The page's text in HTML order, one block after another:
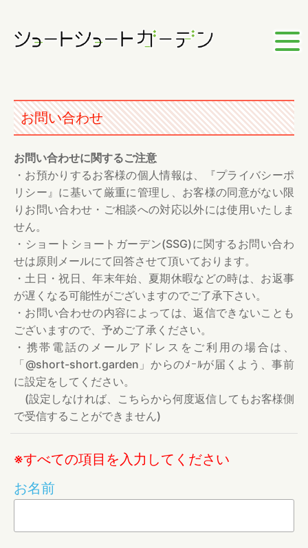
お問い合わせ
お問い合わせに関するご注意
・お預かりするお客様の個人情報は、『プライバシーポ
リシー』に基いて厳重に管理し、お客様の同意がない限
りお問い合わせ・ご相談への対応以外には使用いたしま
せん。
・ショートショートガーデン(SSG)に関するお問い合わ
せは原則メールにて回答させて頂いております。
・土日・祝日、年末年始、夏期休暇などの時は、お返事
が遅くなる可能性がございますのでご了承下さい。
・お問い合わせの内容によっては、返信できないことも
ございますので、予めご了承ください。
・携帯電話のメールアドレスをご利用の場合は、
「@short-short.garden」からのﾒｰﾙが届くよう、事前
に設定をしてください。
(設定しなければ、こちらから何度返信してもお客様側
で受信することができません)
※すべての項目を入力してください
お名前